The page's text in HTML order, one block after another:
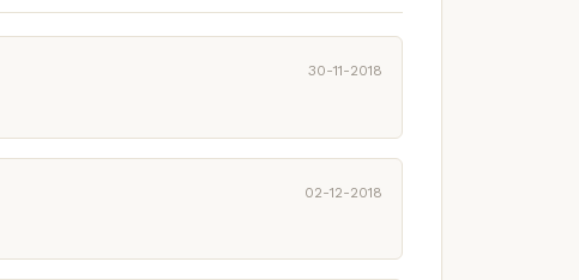
30-11-2018
02-12-2018